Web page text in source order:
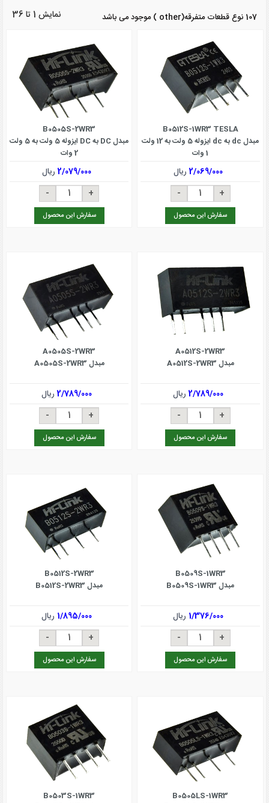
107 نوع قطعات متفرقه(other ) موجود می باشد نمایش 1 تا 36
B0512S-1WR3 TESLA
مبدل dc به dc ایزوله 5 ولت به 12 ولت
1 وات
2/069/000ریال
سفارش این محصول
B0505S-2WR3
مبدل DC به DC ایزوله 5 ولت به 5 ولت
2 وات
2/079/000ریال
سفارش این محصول
A0512S-2WR3
مبدل A0512S-2WR3
2/789/000ریال
سفارش این محصول
A0505S-2WR3
مبدل A0505S-2WR3
2/789/000ریال
سفارش این محصول
B0509S-1WR3
مبدل B0509S-1WR3
1/376/000 ریال
سفارش این محصول
B0512S-2WR3
مبدل B0512S-2WR3
1/895/000 ریال
سفارش این محصول
B0505LS-1WR3
B0503S-1WR3